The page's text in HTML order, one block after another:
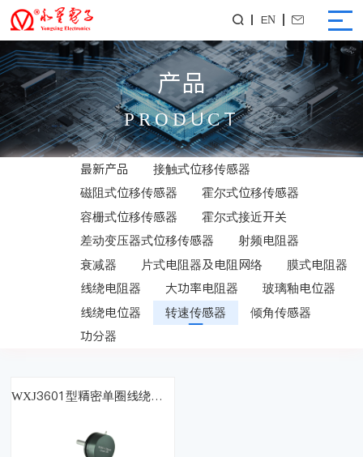
 EN 
产品
PRODUCT
最新产品
接触式位移传感器
磁阻式位移传感器
霍尔式位移传感器
容栅式位移传感器
霍尔式接近开关
差动变压器式位移传感器
射频电阻器
衰减器
片式电阻器及电阻网络
膜式电阻器
线绕电阻器
大功率电阻器
玻璃釉电位器
线绕电位器
转速传感器
倾角传感器
功分器
WXJ3601型精密单圈线绕电位器